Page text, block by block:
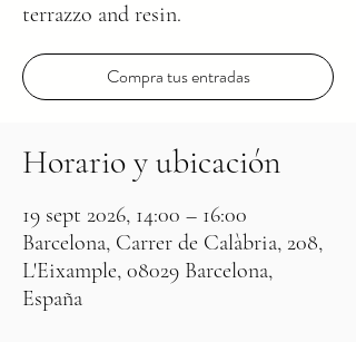
Compra tus entradas
Horario y ubicación
19 sept 2026, 14:00 – 16:00
Barcelona, Carrer de Calàbria, 208,
L'Eixample, 08029 Barcelona,
España